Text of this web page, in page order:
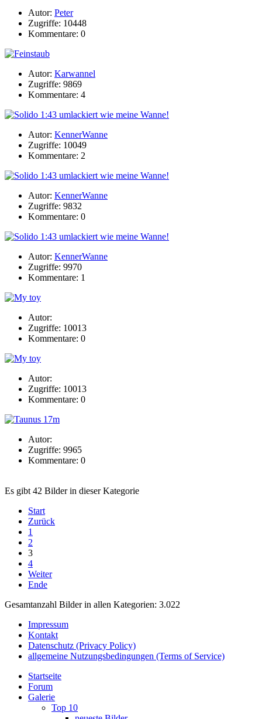
Autor: Peter
Zugriffe: 10448
Kommentare: 0
Autor: Karwannel
Zugriffe: 9869
Kommentare: 4
Autor: KennerWanne
Zugriffe: 10049
Kommentare: 2
Autor: KennerWanne
Zugriffe: 9832
Kommentare: 0
Autor: KennerWanne
Zugriffe: 9970
Kommentare: 1
Autor:
Zugriffe: 10013
Kommentare: 0
Autor:
Zugriffe: 10013
Kommentare: 0
Autor:
Zugriffe: 9965
Kommentare: 0
Es gibt 42 Bilder in dieser Kategorie
Start
Zurück
1
2
3
4
Weiter
Ende
Gesamtanzahl Bilder in allen Kategorien: 3.022
Impressum
Kontakt
Datenschutz (Privacy Policy)
allgemeine Nutzungsbedingungen (Terms of Service)
Startseite
Forum
Galerie
Top 10